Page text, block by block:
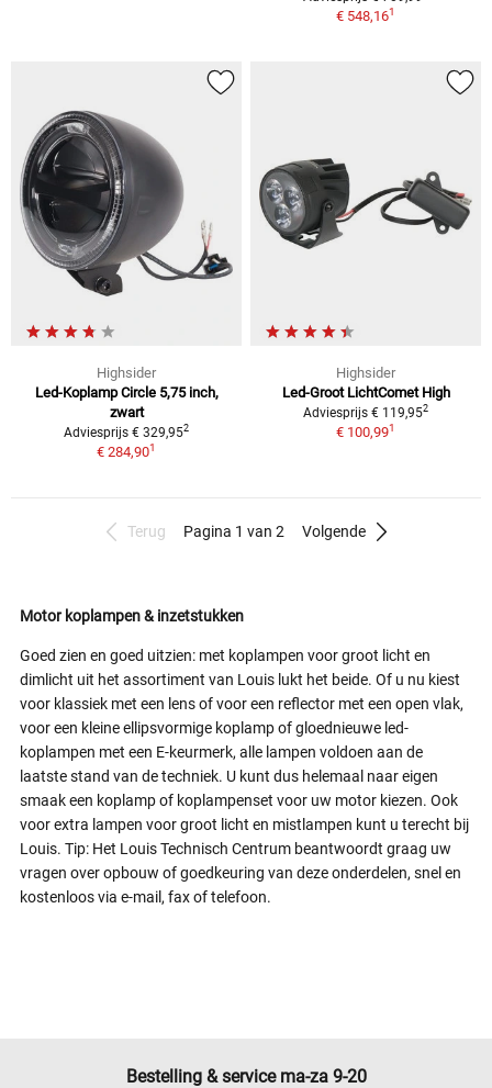
€ 548,161
Highsider
Led-Koplamp Circle 5,75 inch,
zwart
Adviesprijs € 329,952
€ 284,901
Highsider
Led-Groot LichtComet High
Adviesprijs € 119,952
€ 100,991
Terug Pagina 1 van 2 Volgende
Motor koplampen & inzetstukken
Goed zien en goed uitzien: met koplampen voor groot licht en
dimlicht uit het assortiment van Louis lukt het beide. Of u nu kiest
voor klassiek met een lens of voor een reflector met een open vlak,
voor een kleine ellipsvormige koplamp of gloednieuwe led-
koplampen met een E-keurmerk, alle lampen voldoen aan de
laatste stand van de techniek. U kunt dus helemaal naar eigen
smaak een koplamp of koplampenset voor uw motor kiezen. Ook
voor extra lampen voor groot licht en mistlampen kunt u terecht bij
Louis. Tip: Het Louis Technisch Centrum beantwoordt graag uw
vragen over opbouw of goedkeuring van deze onderdelen, snel en
kostenloos via e-mail, fax of telefoon.
Bestelling & service ma-za 9-20